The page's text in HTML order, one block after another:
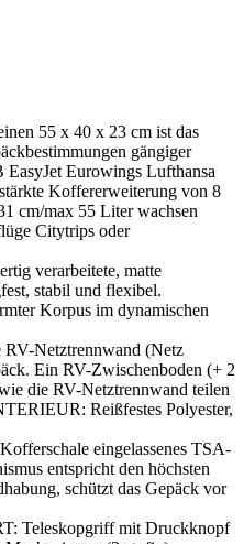
55 x 40 x 23 cm ist das
gängiger
EasyJet Eurowings Lufthansa
Koffererweiterung von 8
cm/max 55 Liter wachsen
Citytrips oder
verarbeitete, matte
stabil und flexibel.
Korpus im dynamischen
Netztrennwand (Netz
Ein RV-Zwischenboden (+ 2
die RV-Netztrennwand teilen
Reißfestes Polyester,
eingelassenes TSA-
entspricht den höchsten
schützt das Gepäck vor
Teleskopgriff mit Druckknopf